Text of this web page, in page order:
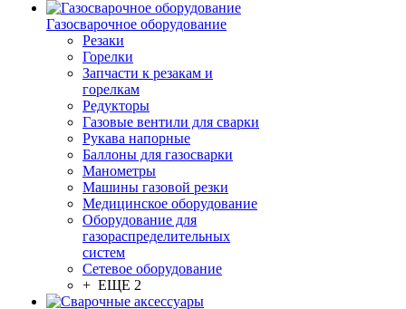
Газосварочное оборудование
Резаки
Горелки
Запчасти к резакам и
горелкам
Редукторы
Газовые вентили для сварки
Рукава напорные
Баллоны для газосварки
Манометры
Машины газовой резки
Медицинское оборудование
Оборудование для
газораспределительных
систем
Сетевое оборудование
+ ЕЩЕ 2